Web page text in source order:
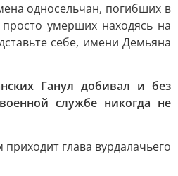
односельчан, погибших в
умерших находясь на
себе, имени Демьяна
Ганул добивал и без
службе никогда не
глава вурдалачьего